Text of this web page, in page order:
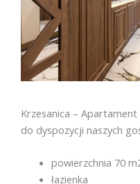
Krzesanica – Apartament
do dyspozycji naszych
powierzchnia 70
łazienka